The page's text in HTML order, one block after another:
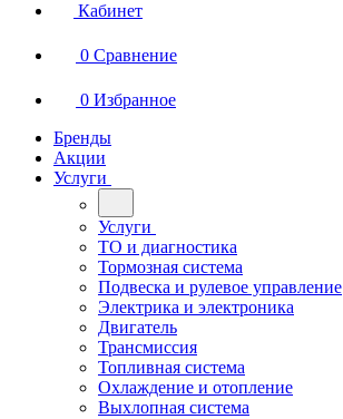
Кабинет
0 Сравнение
0 Избранное
Бренды
Акции
Услуги
Услуги
ТО и диагностика
Тормозная система
Подвеска и рулевое управление
Электрика и электроника
Двигатель
Трансмиссия
Топливная система
Охлаждение и отопление
Выхлопная система